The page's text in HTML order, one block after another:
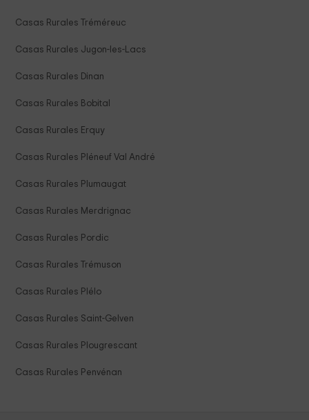
Casas Rurales Tréméreuc
Casas Rurales Jugon-les-Lacs
Casas Rurales Dinan
Casas Rurales Bobital
Casas Rurales Erquy
Casas Rurales Pléneuf Val André
Casas Rurales Plumaugat
Casas Rurales Merdrignac
Casas Rurales Pordic
Casas Rurales Trémuson
Casas Rurales Plélo
Casas Rurales Saint-Gelven
Casas Rurales Plougrescant
Casas Rurales Penvénan